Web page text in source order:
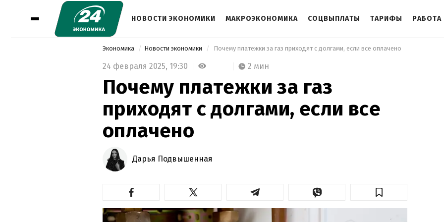
НОВОСТИ ЭКОНОМИКИ МАКРОЭКОНОМИКА СОЦВЫПЛАТЫ ТАРИФЫ РАБОТА
Экономика Новости экономики Почему платежки за газ приходят с долгами, если все оплачено
24 февраля 2025, 19:30 2 мин
Почему платежки за газ
приходят с долгами, если все
оплачено
Дарья Подвышенная